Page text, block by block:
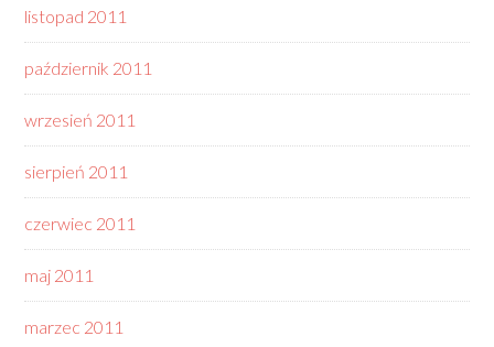
listopad 2011
październik 2011
wrzesień 2011
sierpień 2011
czerwiec 2011
maj 2011
marzec 2011